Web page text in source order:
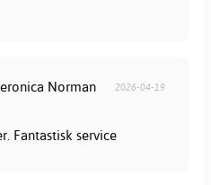
Norman 2026-04-19
Fantastisk service